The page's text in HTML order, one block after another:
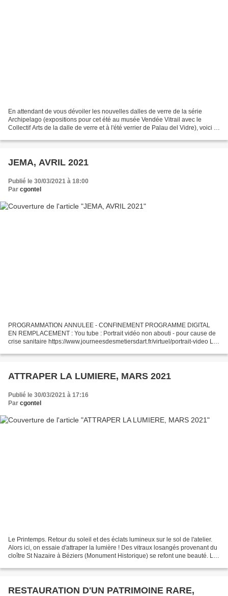
En attendant de vous dévoiler les nouvelles dalles de verre de la série
Archipelago (expositions pour cet été au musée Vendée Vitrail avec le
Collectif Arts de la dalle de verre et à l'été verrier de Palau del Vidre), voici la
JEMA, AVRIL 2021
Publié le 30/03/2021 à 18:00
Par cgontel
PROGRAMMATION ANNULEE - CONFINEMENT PROGRAMME DIGITAL
EN REMPLACEMENT : You tube : Portrait vidéo non abouti - pour cause de
crise sanitaire https://www.journeesdesmetiersdart.fr/virtuel/portrait-video Les
ATTRAPER LA LUMIERE, MARS 2021
Publié le 30/03/2021 à 17:16
Par cgontel
Le Printemps. Retour du soleil et des éclats lumineux sur le sol de l'atelier.
Alors ici, on essaie d'attraper la lumière ! Des vitraux losangés provenant du
cloître St Nazaire à Béziers (Monument Historique) se refont une beauté. La
RESTAURATION D'UN PATRIMOINE RARE,